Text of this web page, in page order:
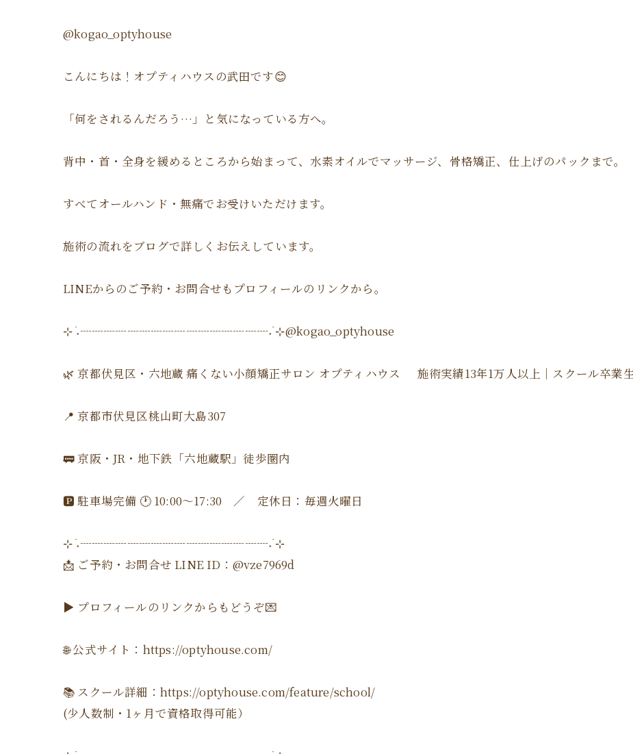
@kogao_optyhouse
こんにちは！オプティハウスの武田です😊
「何をされるんだろう…」と気になっている方へ。
背中・首・全身を緩めるところから始まって、水素オイルでマッサージ、骨格矯正、仕上げのパックまで。
すべてオールハンド・無痛でお受けいただけます。
施術の流れをブログで詳しくお伝えしています。
LINEからのご予約・お問合せもプロフィールのリンクから。
⊹ ࣪˖┈┈┈┈┈┈┈┈┈┈┈┈┈┈┈┈˖ ࣪⊹ @kogao_optyhouse
🌿 京都伏見区・六地蔵 痛くない小顔矯正サロン オプティハウス 施術実績13年1万人以上｜スクール卒
📍 京都市伏見区桃山町大島307
🚃 京阪・JR・地下鉄「六地蔵駅」徒歩圏内
🅿️ 駐車場完備 🕐 10:00〜17:30 ／ 定休日：毎週火曜日
⊹ ࣪˖┈┈┈┈┈┈┈┈┈┈┈┈┈┈┈┈˖ ࣪⊹
📩 ご予約・お問合せ LINE ID：@vze7969d
▶ プロフィールのリンクからもどうぞ💌
🌐 公式サイト：https://optyhouse.com/
📚 スクール詳細：https://optyhouse.com/feature/school/
(少人数制・1ヶ月で資格取得可能）